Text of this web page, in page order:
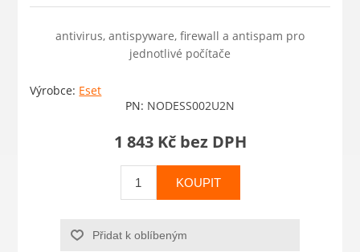
antivirus, antispyware, firewall a antispam pro
jednotlivé počítače
Výrobce: Eset
PN: NODESS002U2N
1 843 Kč bez DPH
KOUPIT
Přidat k oblíbeným